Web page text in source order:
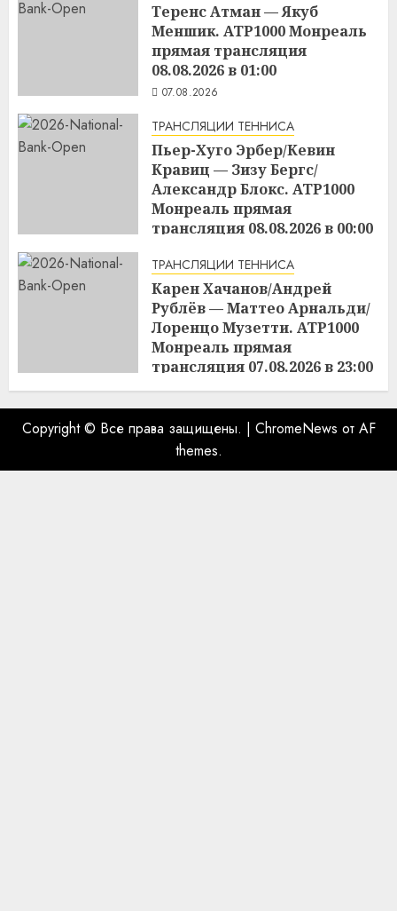
Теренс Атман — Якуб
Меншик. ATP1000 Монреаль
прямая трансляция
08.08.2026 в 01:00
07.08.2026
ТРАНСЛЯЦИИ ТЕННИСА
Пьер-Хуго Эрбер/Кевин
Кравиц — Зизу Бергс/
Александр Блокс. ATP1000
Монреаль прямая
трансляция 08.08.2026 в 00:00
ТРАНСЛЯЦИИ ТЕННИСА
Карен Хачанов/Андрей
Рублёв — Маттео Арнальди/
Лоренцо Музетти. ATP1000
Монреаль прямая
трансляция 07.08.2026 в 23:00
07.08.2026
Copyright © Все права защищены. | ChromeNews от AF
themes.